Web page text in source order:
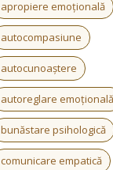
apropiere emoțională
autocompasiune
autocunoaștere
autoreglare emoțională
bunăstare psihologică
comunicare empatică